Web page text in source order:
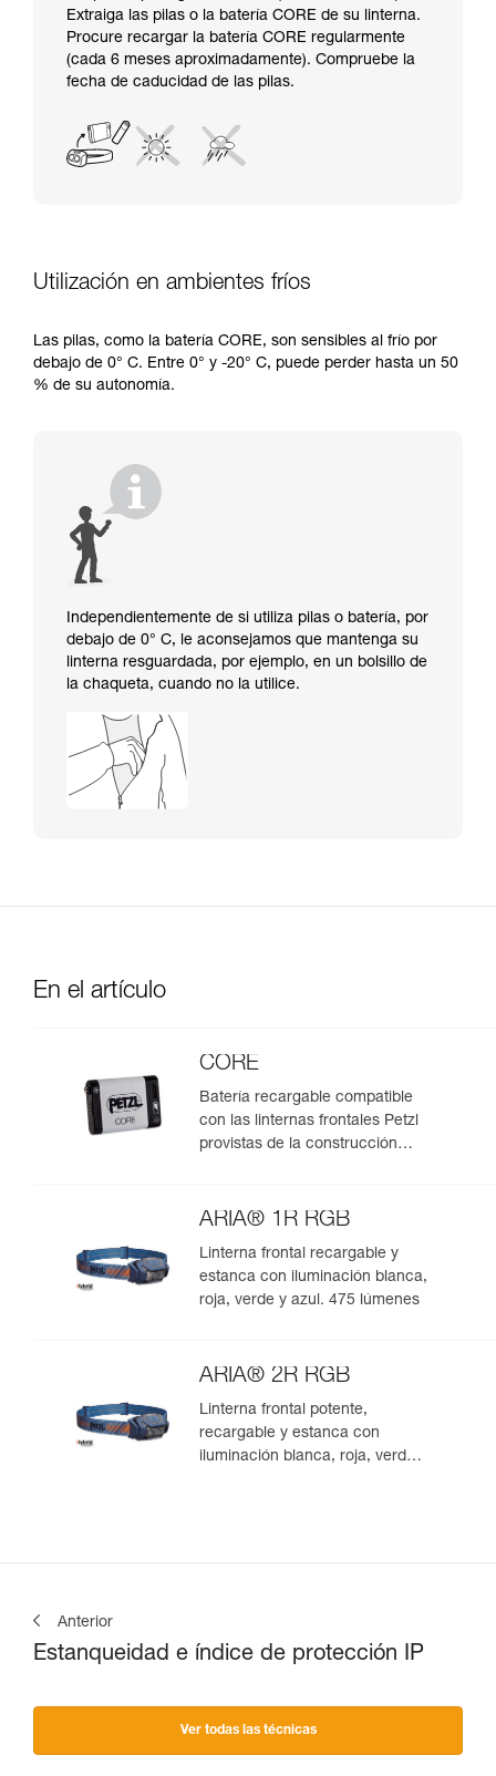
Extraiga las pilas o la batería CORE de su linterna.
Procure recargar la batería CORE regularmente
(cada 6 meses aproximadamente). Compruebe la
fecha de caducidad de las pilas.
Utilización en ambientes fríos
Las pilas, como la batería CORE, son sensibles al frío por
debajo de 0° C. Entre 0° y -20° C, puede perder hasta un 50
% de su autonomía.
Independientemente de si utiliza pilas o batería, por
debajo de 0° C, le aconsejamos que mantenga su
linterna resguardada, por ejemplo, en un bolsillo de
la chaqueta, cuando no la utilice.
En el artículo
CORE
Batería recargable compatible
con las linternas frontales Petzl
provistas de la construcción
ARIA® 1R RGB
Linterna frontal recargable y
estanca con iluminación blanca,
roja, verde y azul. 475 lúmenes
ARIA® 2R RGB
Linterna frontal potente,
recargable y estanca con
iluminación blanca, roja, verde y
Anterior
Estanqueidad e índice de protección IP
Ver todas las técnicas